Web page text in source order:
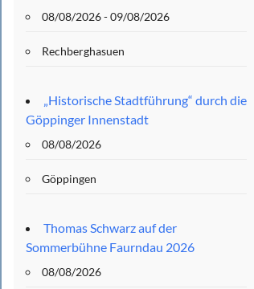
08/08/2026 - 09/08/2026
Rechberghasuen
„Historische Stadtführung“ durch die
Göppinger Innenstadt
08/08/2026
Göppingen
Thomas Schwarz auf der
Sommerbühne Faurndau 2026
08/08/2026